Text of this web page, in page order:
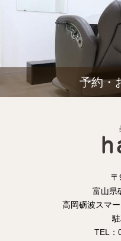
予約・
富山県
高岡砺波スマ
TEL：